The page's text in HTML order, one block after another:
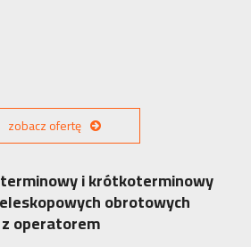
zobacz ofertę
i krótkoterminowy
obrotowych
z operatorem